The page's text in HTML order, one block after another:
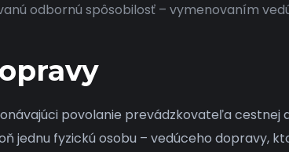
odbornú spôsobilosť – vymenovaním
povolanie prevádzkovateľa cestnej
jednu fyzickú osobu – vedúceho dopravy,